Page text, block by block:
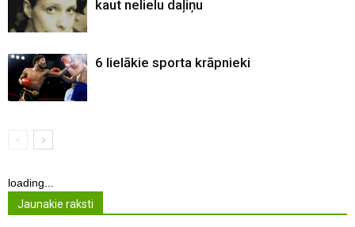
kaut nelielu daļiņu
6 lielākie sporta krāpnieki
loading...
Jaunakie raksti